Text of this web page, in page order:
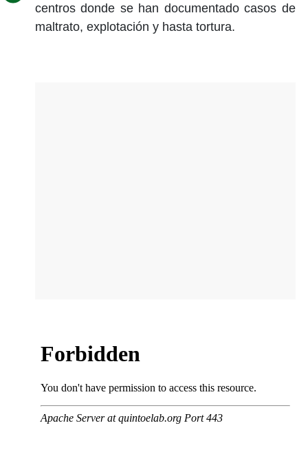
centros donde se han documentado casos de
maltrato, explotación y hasta tortura.